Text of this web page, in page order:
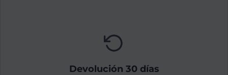
Devolución 30 días